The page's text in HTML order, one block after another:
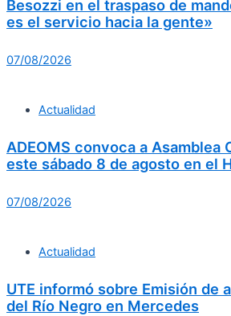
Besozzi en el traspaso de
es el servicio hacia la gente»
07/08/2026
Actualidad
ADEOMS convoca a Asamblea
este sábado 8 de agosto en el
07/08/2026
Actualidad
UTE informó sobre Emisión de
del Río Negro en Mercedes